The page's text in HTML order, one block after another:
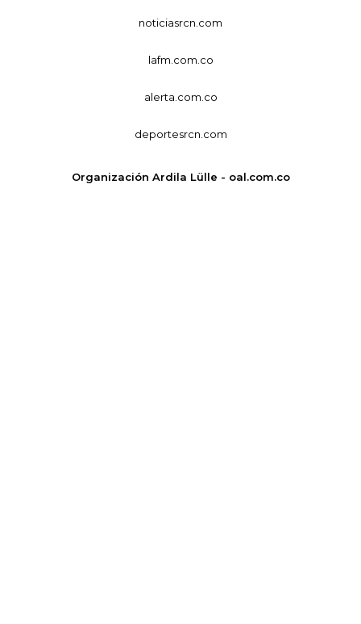
noticiasrcn.com
lafm.com.co
alerta.com.co
deportesrcn.com
Organización Ardila Lülle - oal.com.co